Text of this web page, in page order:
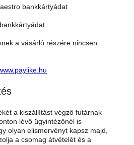
bankkártyádat
a vásárló részére nincsen
a kiszállítást végző futárnak
lévő ügyintézőnél is
olyan elismervényt kapsz majd,
a csomag átvételét és a